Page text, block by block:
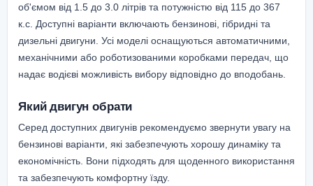
об'ємом від 1.5 до 3.0 літрів та потужністю від 115 до 367
к.с. Доступні варіанти включають бензинові, гібридні та
дизельні двигуни. Усі моделі оснащуються автоматичними,
механічними або роботизованими коробками передач, що
надає водієві можливість вибору відповідно до вподобань.
Який двигун обрати
Серед доступних двигунів рекомендуємо звернути увагу на
бензинові варіанти, які забезпечують хорошу динаміку та
економічність. Вони підходять для щоденного використання
та забезпечують комфортну їзду.